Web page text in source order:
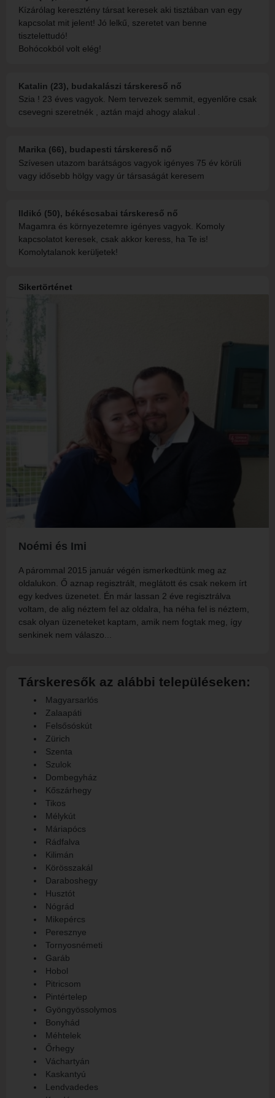
Kízárólag keresztény társat keresek aki tisztában van egy
kapcsolat mit jelent! Jó lelkű, szeretet van benne
tisztelettudó!
Bohócokból volt elég!
Katalin (23), budakalászi társkereső nő
Szia ! 23 éves vagyok. Nem tervezek semmit, egyenlőre csak
csevegni szeretnék , aztán majd ahogy alakul .
Marika (66), budapesti társkereső nő
Szívesen utazom barátságos vagyok igényes 75 év körüli
vagy idősebb hölgy vagy úr társaságát keresem
Ildikó (50), békéscsabai társkereső nő
Magamra és környezetemre igényes vagyok. Komoly
kapcsolatot keresek, csak akkor keress, ha Te is!
Komolytalanok kerüljetek!
Sikertörténet
Noémi és Imi
A párommal 2015 január végén ismerkedtünk meg az
oldalukon. Ő aznap regisztrált, meglátott és csak nekem írt
egy kedves üzenetet. Én már lassan 2 éve regisztrálva
voltam, de alig néztem fel az oldalra, ha néha fel is néztem,
csak olyan üzeneteket kaptam, amik nem fogtak meg, így
senkinek nem válaszo...
Társkeresők az alábbi településeken:
Magyarsarlós
Zalaapáti
Felsősóskút
Zürich
Szenta
Szulok
Dombegyház
Kőszárhegy
Tikos
Mélykút
Máriapócs
Rádfalva
Kilimán
Körösszakál
Daraboshegy
Husztót
Nógrád
Mikepércs
Peresznye
Tornyosnémeti
Garáb
Hobol
Pitricsom
Pintértelep
Gyöngyössolymos
Bonyhád
Méhtelek
Őrhegy
Váchartyán
Kaskantyú
Lendvadedes